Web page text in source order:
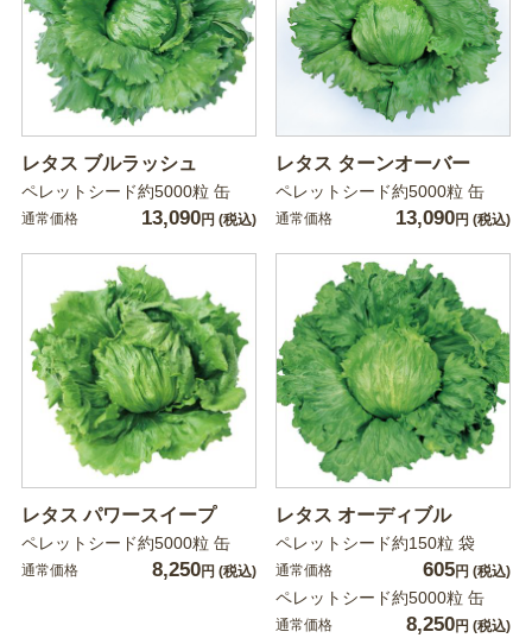
レタス ブルラッシュ
ペレットシード約5000粒 缶
通常価格 13,090円 (税込)
レタス ターンオーバー
ペレットシード約5000粒 缶
通常価格 13,090円 (税込)
レタス パワースイープ
ペレットシード約5000粒 缶
通常価格 8,250円 (税込)
レタス オーディブル
ペレットシード約150粒 袋
通常価格 605円 (税込)
ペレットシード約5000粒 缶
通常価格 8,250円 (税込)